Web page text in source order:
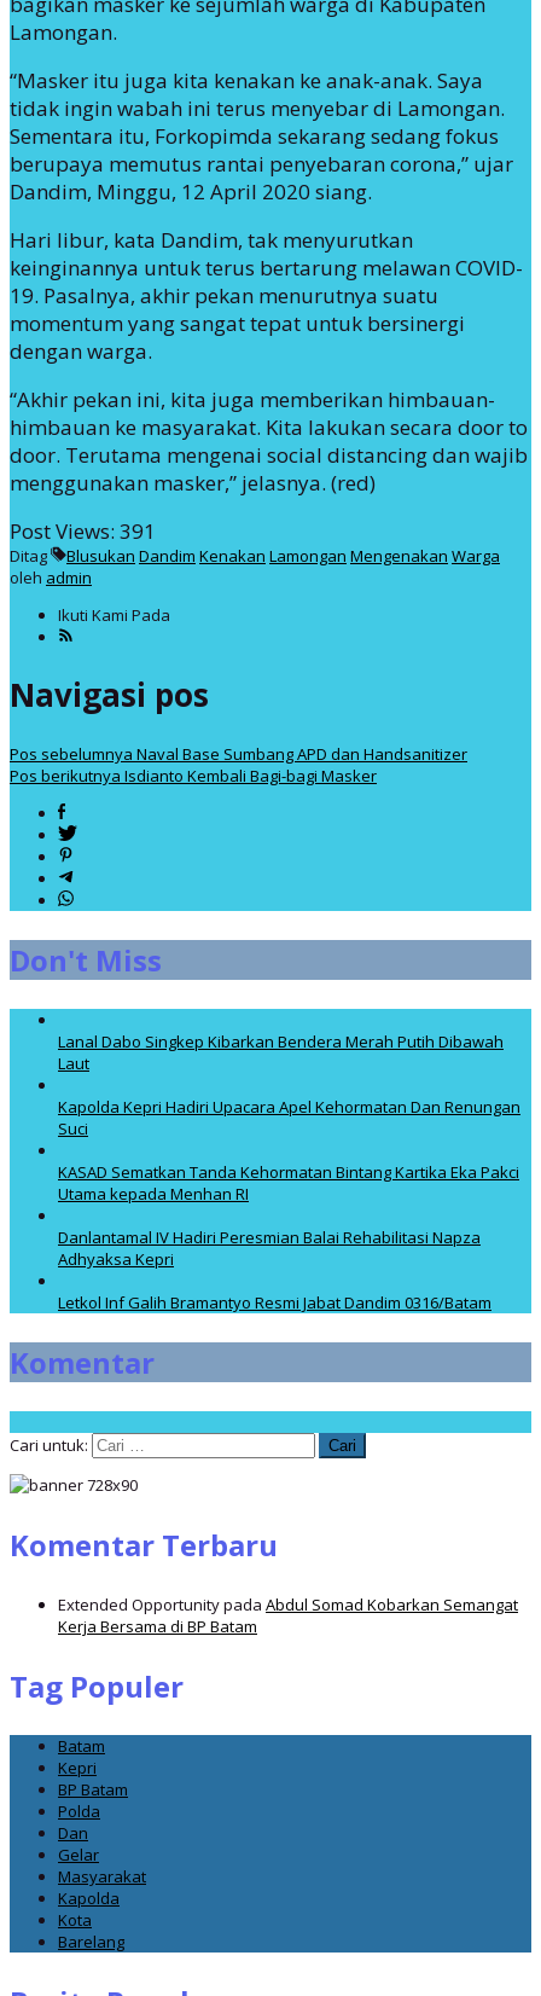
Lamongan.
“Masker itu juga kita kenakan ke anak-anak. Saya
tidak ingin wabah ini terus menyebar di Lamongan.
Sementara itu, Forkopimda sekarang sedang fokus
berupaya memutus rantai penyebaran corona,” ujar
Dandim, Minggu, 12 April 2020 siang.
Hari libur, kata Dandim, tak menyurutkan
keinginannya untuk terus bertarung melawan COVID-
19. Pasalnya, akhir pekan menurutnya suatu
momentum yang sangat tepat untuk bersinergi
dengan warga.
“Akhir pekan ini, kita juga memberikan himbauan-
himbauan ke masyarakat. Kita lakukan secara door to
door. Terutama mengenai social distancing dan wajib
menggunakan masker,” jelasnya. (red)
Post Views: 391
Ditag Blusukan Dandim Kenakan Lamongan Mengenakan Warga
oleh admin
Ikuti Kami Pada
Navigasi pos
Pos sebelumnya Naval Base Sumbang APD dan Handsanitizer
Pos berikutnya Isdianto Kembali Bagi-bagi Masker
Don't Miss
Lanal Dabo Singkep Kibarkan Bendera Merah Putih Dibawah
Laut
Kapolda Kepri Hadiri Upacara Apel Kehormatan Dan Renungan
Suci
KASAD Sematkan Tanda Kehormatan Bintang Kartika Eka Pakci
Utama kepada Menhan RI
Danlantamal IV Hadiri Peresmian Balai Rehabilitasi Napza
Adhyaksa Kepri
Letkol Inf Galih Bramantyo Resmi Jabat Dandim 0316/Batam
Komentar
Cari untuk:
Komentar Terbaru
Extended Opportunitypada Abdul Somad Kobarkan Semangat
Kerja Bersama di BP Batam
Tag Populer
Batam
Kepri
BP Batam
Polda
Dan
Gelar
Masyarakat
Kapolda
Kota
Barelang